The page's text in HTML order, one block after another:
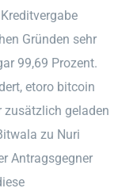
Gründen sehr
99,69 Prozent.
etoro bitcoin
zusätzlich geladen
zu Nuri
Antragsgegner